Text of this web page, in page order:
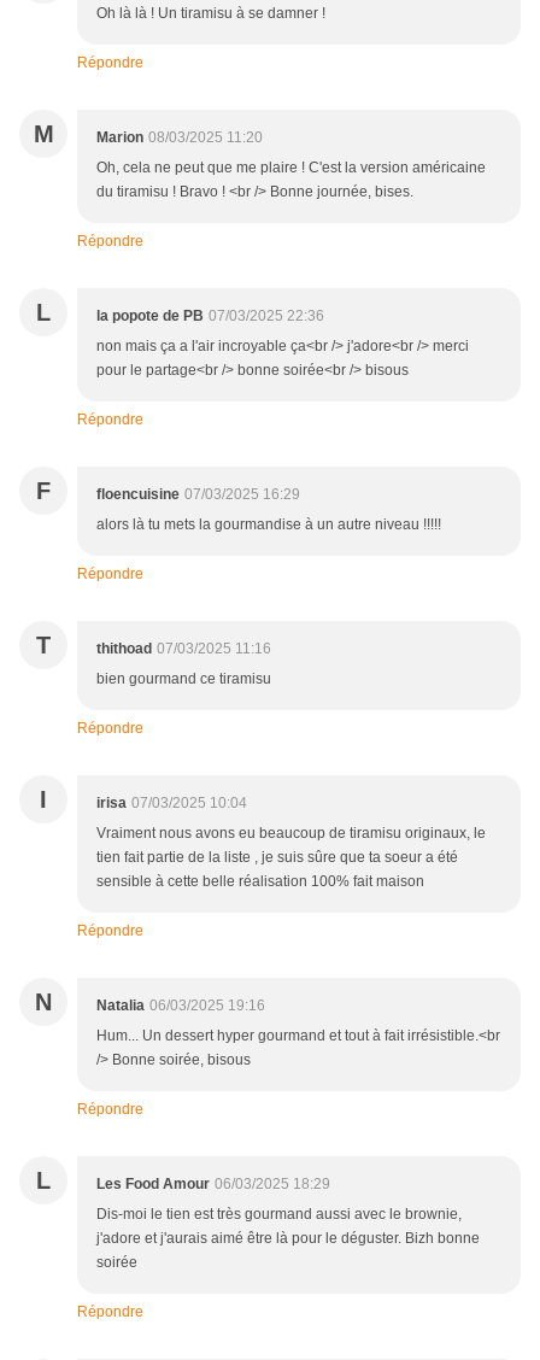
Oh là là ! Un tiramisu à se damner !
Répondre
M Marion 08/03/2025 11:20
Oh, cela ne peut que me plaire ! C'est la version américaine
du tiramisu ! Bravo ! <br /> Bonne journée, bises.
Répondre
L la popote de PB 07/03/2025 22:36
non mais ça a l'air incroyable ça<br /> j'adore<br /> merci
pour le partage<br /> bonne soirée<br /> bisous
Répondre
F floencuisine 07/03/2025 16:29
alors là tu mets la gourmandise à un autre niveau !!!!!
Répondre
T thithoad 07/03/2025 11:16
bien gourmand ce tiramisu
Répondre
I irisa 07/03/2025 10:04
Vraiment nous avons eu beaucoup de tiramisu originaux, le
tien fait partie de la liste , je suis sûre que ta soeur a été
sensible à cette belle réalisation 100% fait maison
Répondre
N Natalia 06/03/2025 19:16
Hum... Un dessert hyper gourmand et tout à fait irrésistible.<br
/> Bonne soirée, bisous
Répondre
L Les Food Amour 06/03/2025 18:29
Dis-moi le tien est très gourmand aussi avec le brownie,
j'adore et j'aurais aimé être là pour le déguster. Bizh bonne
soirée
Répondre